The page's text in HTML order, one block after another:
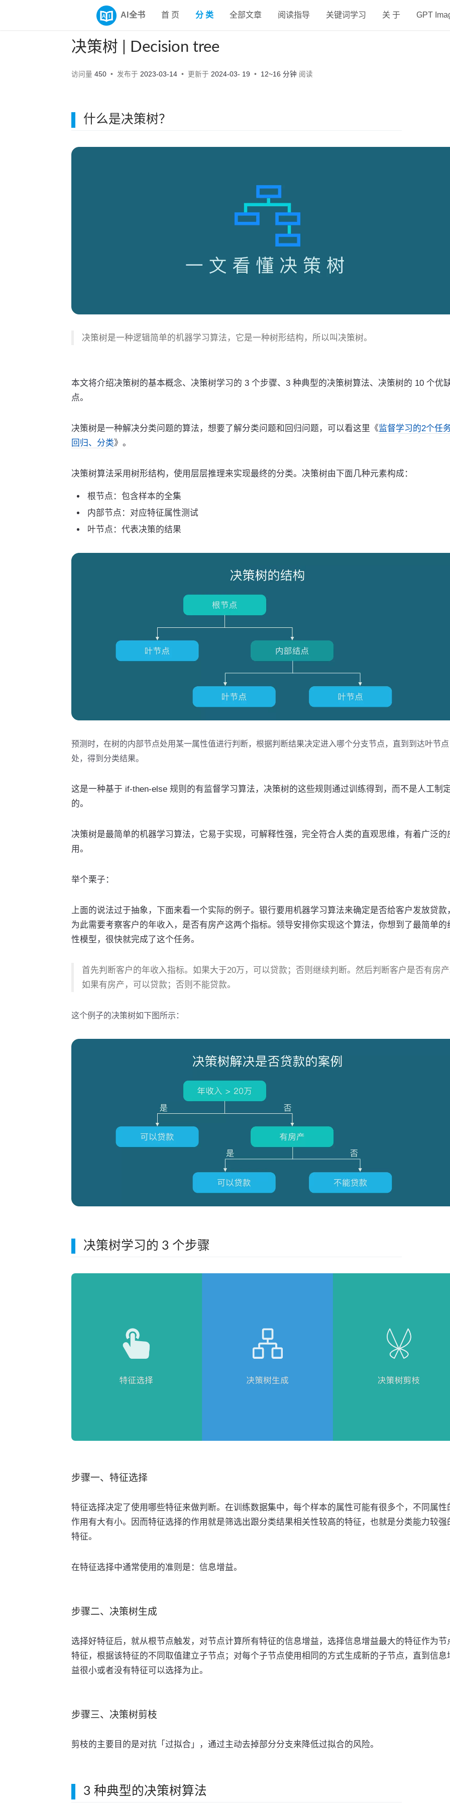
AI全书 首 页 分 类 全部文章 阅读指导 关键词学习 关 于 GPT
决策树 | Decision tree
访问量 450 发布于 2023-03-14 更新于 2024-03- 19 12~16 分钟 阅读
什么是决策树？
决策树是一种逻辑简单的机器学习算法，它是一种树形结构，所以叫决策树。
本文将介绍决策树的基本概念、决策树学习的 3 个步骤、3 种典型的决策树算法、决策树的 10 个优
点。
决策树是一种解决分类问题的算法，想要了解分类问题和回归问题，可以看这里《监督学习的2个任
回归、分类》。
决策树算法采用树形结构，使用层层推理来实现最终的分类。决策树由下面几种元素构成：
根节点：包含样本的全集
内部节点：对应特征属性测试
叶节点：代表决策的结果
预测时，在树的内部节点处用某一属性值进行判断，根据判断结果决定进入哪个分支节点，直到到达叶节点
处，得到分类结果。
这是一种基于 if-then-else 规则的有监督学习算法，决策树的这些规则通过训练得到，而不是人工制
的。
决策树是最简单的机器学习算法，它易于实现，可解释性强，完全符合人类的直观思维，有着广泛的
用。
举个栗子：
上面的说法过于抽象，下面来看一个实际的例子。银行要用机器学习算法来确定是否给客户发放贷款
为此需要考察客户的年收入，是否有房产这两个指标。领导安排你实现这个算法，你想到了最简单的
性模型，很快就完成了这个任务。
首先判断客户的年收入指标。如果大于20万，可以贷款；否则继续判断。然后判断客户是否有房
如果有房产，可以贷款；否则不能贷款。
这个例子的决策树如下图所示：
决策树学习的 3 个步骤
步骤一、特征选择
特征选择决定了使用哪些特征来做判断。在训练数据集中，每个样本的属性可能有很多个，不同属性
作用有大有小。因而特征选择的作用就是筛选出跟分类结果相关性较高的特征，也就是分类能力较强
特征。
在特征选择中通常使用的准则是：信息增益。
步骤二、决策树生成
选择好特征后，就从根节点触发，对节点计算所有特征的信息增益，选择信息增益最大的特征作为节
特征，根据该特征的不同取值建立子节点；对每个子节点使用相同的方式生成新的子节点，直到信息
益很小或者没有特征可以选择为止。
步骤三、决策树剪枝
剪枝的主要目的是对抗「过拟合」，通过主动去掉部分分支来降低过拟合的风险。
3 种典型的决策树算法